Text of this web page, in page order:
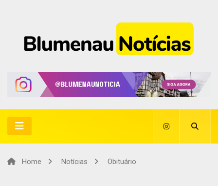
Home Notícias Obituário